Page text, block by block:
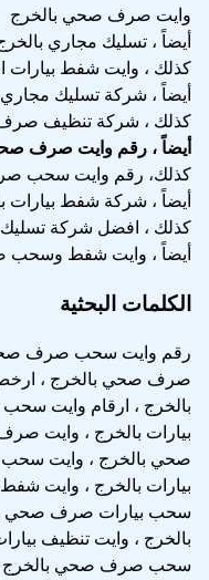
وايت صرف صحي بالخرج
أيضاً ، تسليك مجاري
كذلك ، وايت شفط
أيضاً ، شركة تسليك مجاري
كذلك ، شركة تنظيف
أيضاً ، رقم وايت صرف
كذلك، رقم وايت سحب
أيضاً ، شركة شفط بيارات
كذلك ، افضل شركة
أيضاً ، وايت شفط
الكلمات البحثية
رقم وايت سحب صرف
صرف صحي بالخرج ،
بالخرج ، ارقام وايت
بيارات بالخرج ، وايت
صحي بالخرج ، وايت
بيارات بالخرج ، وايت
سحب بيارات صرف صحي
بالخرج ، وايت تنظيف
سحب صرف صحي بالخرج